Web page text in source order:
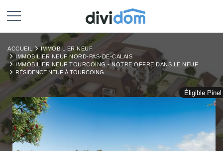
ACCUEIL
IMMOBILIER NEUF
IMMOBILIER NEUF NORD-PAS-DE-CALAIS
IMMOBILIER NEUF TOURCOING - NOTRE OFFRE DANS LE NEUF
RÉSIDENCE NEUF À TOURCOING
Éligible Pinel